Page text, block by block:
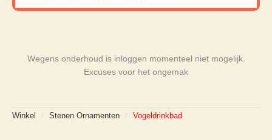
Wegens onderhoud is inloggen momenteel niet mogelijk.
Excuses voor het ongemak
Winkel Stenen Ornamenten Vogeldrinkbad